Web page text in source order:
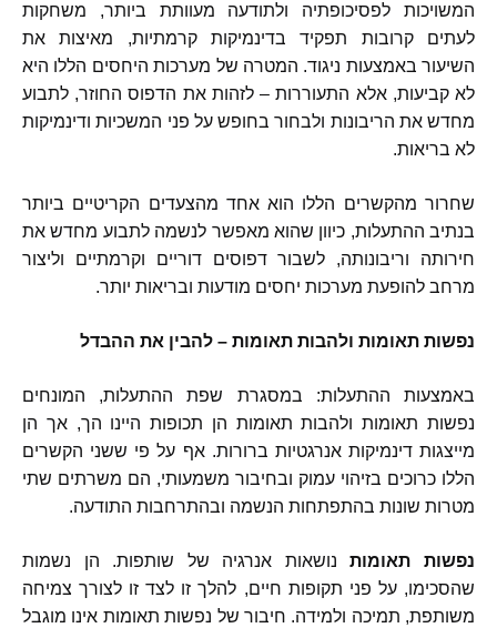
המשויכות לפסיכופתיה ולתודעה מעוותת ביותר, משחקות
לעתים קרובות תפקיד בדינמיקות קרמתיות, מאיצות את
השיעור באמצעות ניגוד. המטרה של מערכות היחסים הללו היא
לא קביעות,אלא התעוררות–לזהות את הדפוס החוזר, לתבוע
מחדש את הריבונות ולבחור בחופש על פני המשכיות ודינמיקות
לא בריאות.
שחרור מהקשרים הללו הוא אחד מהצעדים הקריטיים ביותר
בנתיב ההתעלות, כיוון שהוא מאפשר לנשמה לתבוע מחדש את
חירותה וריבונותה, לשבור דפוסים דוריים וקרמתיים וליצור
מרחב להופעת מערכות יחסים מודעות ובריאות יותר.
נפשות תאומות ולהבות תאומות – להבין את ההבדל
באמצעות ההתעלות: במסגרת שפת ההתעלות, המונחים
נפשות תאומות ולהבות תאומות הן תכופות היינו הך,אך הן
מייצגות דינמיקות אנרגטיות ברורות.אף על פי ששני הקשרים
הללו כרוכים בזיהוי עמוק ובחיבור משמעותי, הם משרתים שתי
מטרות שונות בהתפתחות הנשמה ובהתרחבות התודעה.
נפשות תאומותנושאות אנרגיה של שותפות. הן נשמות
שהסכימו,על פני תקופות חיים, להלך זו לצד זו לצורך צמיחה
משותפת, תמיכה ולמידה. חיבור של נפשות תאומות אינו מוגבל